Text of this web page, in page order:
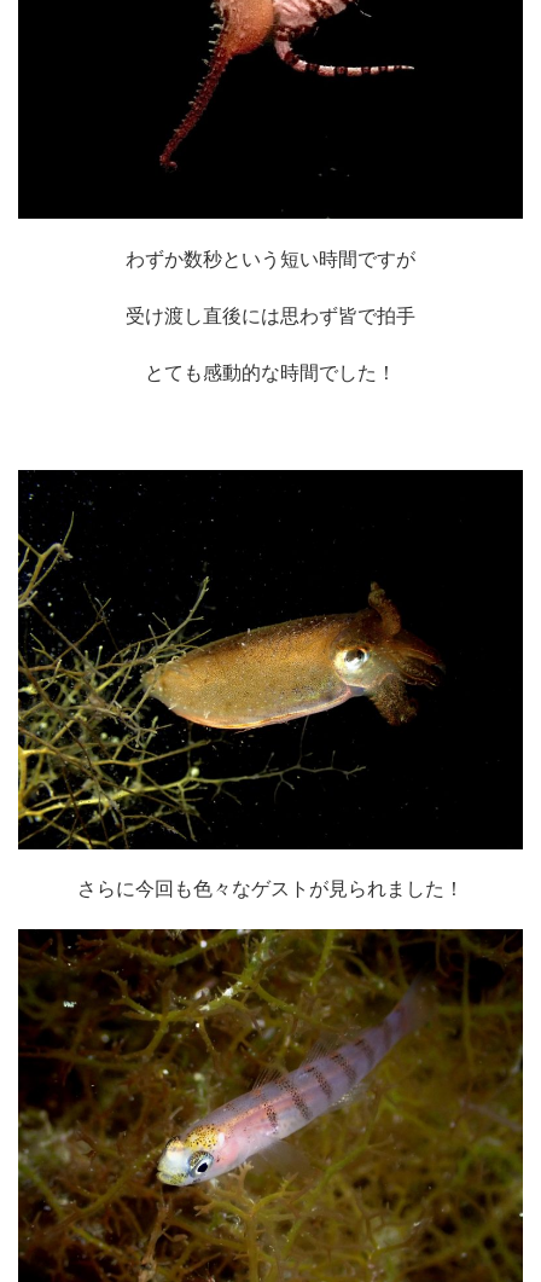
わずか数秒という短い時間ですが
受け渡し直後には思わず皆で拍手
とても感動的な時間でした！
さらに今回も色々なゲストが見られました！